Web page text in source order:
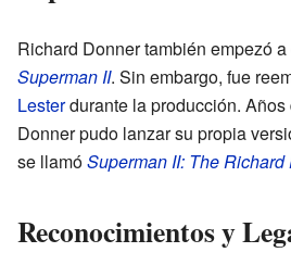
Richard Donner también empezó
Superman II. Sin embargo, fue
Lesterdurante la producción. Años
Donner pudo lanzar su propia
se llamóSuperman II: The Richard
Reconocimientos y